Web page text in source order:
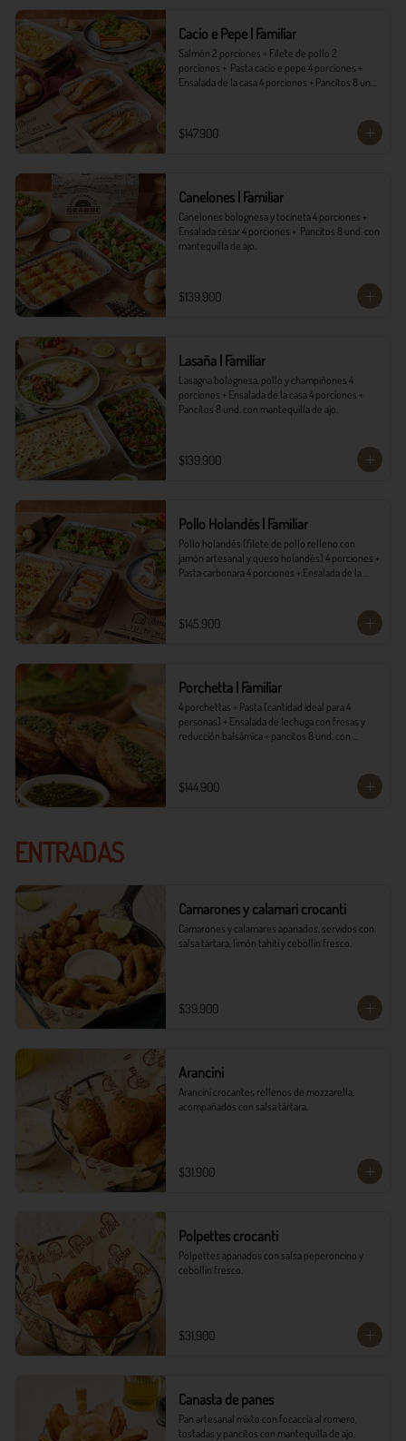
Cacio e Pepe | Familiar
Salmón 2 porciones + Filete de pollo 2
porciones +  Pasta cacio e pepe 4 porciones +
Ensalada de la casa 4 porciones + Pancitos 8 und.
$147.900
Canelones | Familiar
Canelones bolognesa y tocineta 4 porciones +
Ensalada césar 4 porciones +  Pancitos 8 und. con
mantequilla de ajo.
$139.900
Lasaña | Familiar
Lasagna bolognesa, pollo y champiñones 4
porciones + Ensalada de la casa 4 porciones +
Pancitos 8 und. con mantequilla de ajo.
$139.900
Pollo Holandés | Familiar
Pollo holandés (filete de pollo relleno con
jamón artesanal y queso holandés) 4 porciones +
Pasta carbonara 4 porciones + Ensalada de la
$145.900
Porchetta | Familiar
4 porchettas + Pasta (cantidad ideal para 4
personas) + Ensalada de lechuga con fresas y
reducción balsámica + pancitos 8 und. con
$144.900
ENTRADAS
Camarones y calamari crocanti
Camarones y calamares apanados, servidos con
salsa tártara, limón tahití y cebollín fresco.
$39.900
Arancini
Arancini crocantes rellenos de mozzarella,
acompañados con salsa tártara.
$31.900
Polpettes crocanti
Polpettes apanados con salsa peperoncino y
cebollín fresco.
$31.900
Canasta de panes
Pan artesanal mixto con focaccia al romero,
tostadas y pancitos con mantequilla de ajo.